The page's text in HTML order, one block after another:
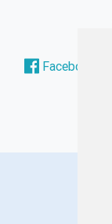
Facebook